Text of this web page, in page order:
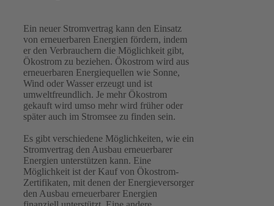
Ein neuer Stromvertrag kann den Einsatz
von erneuerbaren Energien fördern, indem
er den Verbrauchern die Möglichkeit gibt,
Ökostrom zu beziehen. Ökostrom wird aus
erneuerbaren Energiequellen wie Sonne,
Wind oder Wasser erzeugt und ist
umweltfreundlich. Je mehr Ökostrom
gekauft wird umso mehr wird früher oder
später auch im Stromsee zu finden sein.
Es gibt verschiedene Möglichkeiten, wie ein
Stromvertrag den Ausbau erneuerbarer
Energien unterstützen kann. Eine
Möglichkeit ist der Kauf von Ökostrom-
Zertifikaten, mit denen der Energieversorger
den Ausbau erneuerbarer Energien